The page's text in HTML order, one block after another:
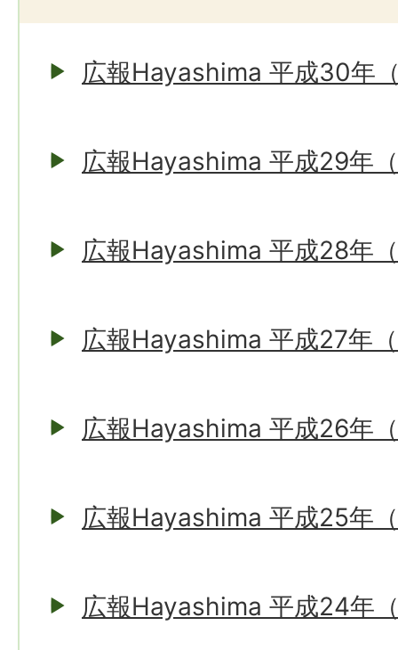
広報Hayashima 平成30年
広報Hayashima 平成29年
広報Hayashima 平成28年
広報Hayashima 平成27年
広報Hayashima 平成26年
広報Hayashima 平成25年
広報Hayashima 平成24年